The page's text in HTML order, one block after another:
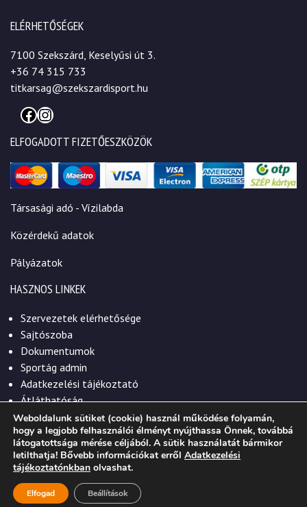
ELÉRHETŐSÉGEK
7100 Szekszárd, Keselyűsi út 3.
+36 74 315 733
titkarsag@szekszardisport.hu
Facebook
Instagram
ELFOGADOTT FIZETŐESZKÖZÖK
Társasági adó - Vízilabda
Közérdekű adatok
Pályázatok
HASZNOS LINKEK
Szervezetek elérhetősége
Sajtószoba
Dokumentumok
Sportág admin
Adatkezelési tájékoztató
Átláthatóság
© 2026. Szekszárdi Sportközpont Nonprofit Kft.
Weboldalunk sütiket (cookie) használ működése folyamán,
hogy a legjobb felhasználói élményt nyújthassa Önnek, továbbá
látogatottsága mérése céljából. A sütik használatát bármikor
letilthatja! Bővebb információkat erről Adatkezelési
tájékoztatónkban olvashat.
Elfogad Beállítások